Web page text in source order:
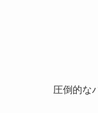
圧倒的な